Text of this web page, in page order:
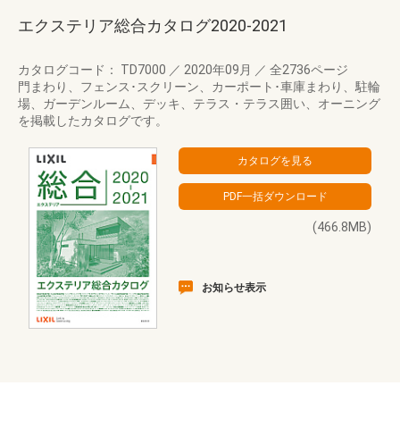
エクステリア総合カタログ2020-2021
カタログコード： TD7000 ／ 2020年09月 ／ 全2736ページ
門まわり、フェンス･スクリーン、カーポート･車庫まわり、駐輪
場、ガーデンルーム、デッキ、テラス・テラス囲い、オーニング
を掲載したカタログです。
(466.8MB)
お知らせ表示